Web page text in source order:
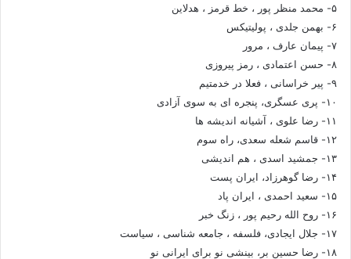
۵- محمد منظر پور ، خط قرمز ، هدلاین
۶- بهمن جلدی ، پولیتیکس
۷- پیمان عارف ، مرور
۸- حسن اعتمادی ، رمز پیروزی
۹- پیر خراسانی ، فعلا در خدمتیم
۱۰- پری عسگری، پنجره ای به سوی آزادی
۱۱- رضا علوی ، آشیانه اندیشه ها
۱۲- قاسم شعله سعدی، راه سوم
۱۳- جمشید اسدی ، هم اندیشی
۱۴- رضا گوهرزاد، ایران پست
۱۵- سعید احمدی ، ایران پاد
۱۶- روح الله رحیم پور ، زنگ خبر
۱۷- جلال ایجادی، فلسفه ، جامعه شناسی ، سیاست
۱۸- رضا حسین بر، بینشی نو برای ایرانی نو